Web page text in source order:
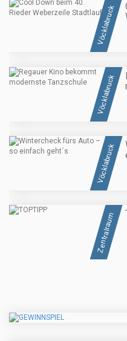
Vöcklabruck
Vöcklabruck
Vöcklabruck
Zentralraum